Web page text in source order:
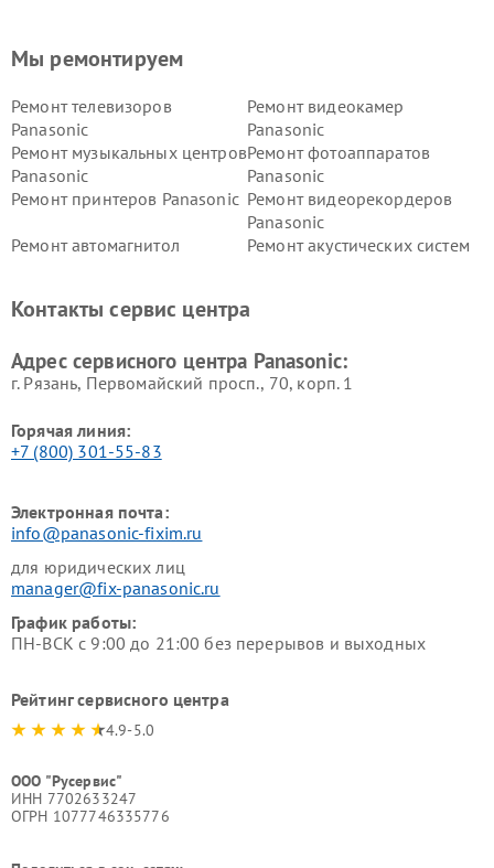
Мы ремонтируем
Ремонт телевизоров
Panasonic
Ремонт видеокамер
Panasonic
Ремонт музыкальных центров
Panasonic
Ремонт фотоаппаратов
Panasonic
Ремонт принтеров Panasonic Ремонт видеорекордеров
Panasonic
Ремонт автомагнитол
Ремонт акустических систем
панелей Panasonic
Контакты сервис центра
Адрес сервисного центра Panasonic:
г. Рязань, Первомайский просп., 70, корп. 1
Горячая линия:
+7 (800) 301-55-83
Электронная почта:
info@panasonic-fixim.ru
для юридических лиц
manager@fix-panasonic.ru
График работы:
ПН-ВСК с 9:00 до 21:00 без перерывов и выходных
Рейтинг сервисного центра
4.9-5.0
ООО "Русервис"
ИНН 7702633247
ОГРН 1077746335776